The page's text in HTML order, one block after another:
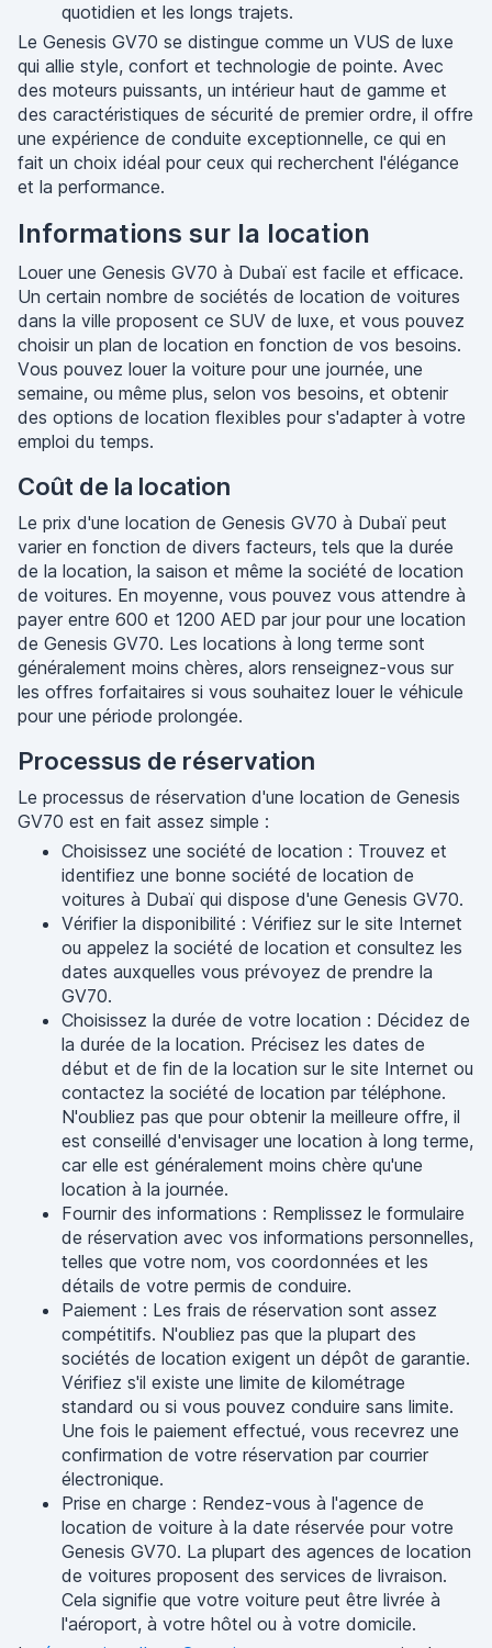
quotidien et les longs trajets.
Le Genesis GV70 se distingue comme un VUS de luxe
qui allie style, confort et technologie de pointe. Avec
des moteurs puissants, un intérieur haut de gamme et
des caractéristiques de sécurité de premier ordre, il offre
une expérience de conduite exceptionnelle, ce qui en
fait un choix idéal pour ceux qui recherchent l'élégance
et la performance.
Informations sur la location
Louer une Genesis GV70 à Dubaï est facile et efficace.
Un certain nombre de sociétés de location de voitures
dans la ville proposent ce SUV de luxe, et vous pouvez
choisir un plan de location en fonction de vos besoins.
Vous pouvez louer la voiture pour une journée, une
semaine, ou même plus, selon vos besoins, et obtenir
des options de location flexibles pour s'adapter à votre
emploi du temps.
Coût de la location
Le prix d'une location de Genesis GV70 à Dubaï peut
varier en fonction de divers facteurs, tels que la durée
de la location, la saison et même la société de location
de voitures. En moyenne, vous pouvez vous attendre à
payer entre 600 et 1200 AED par jour pour une location
de Genesis GV70. Les locations à long terme sont
généralement moins chères, alors renseignez-vous sur
les offres forfaitaires si vous souhaitez louer le véhicule
pour une période prolongée.
Processus de réservation
Le processus de réservation d'une location de Genesis
GV70 est en fait assez simple :
Choisissez une société de location : Trouvez et
identifiez une bonne société de location de
voitures à Dubaï qui dispose d'une Genesis GV70.
Vérifier la disponibilité : Vérifiez sur le site Internet
ou appelez la société de location et consultez les
dates auxquelles vous prévoyez de prendre la
GV70.
Choisissez la durée de votre location : Décidez de
la durée de la location. Précisez les dates de
début et de fin de la location sur le site Internet ou
contactez la société de location par téléphone.
N'oubliez pas que pour obtenir la meilleure offre, il
est conseillé d'envisager une location à long terme,
car elle est généralement moins chère qu'une
location à la journée.
Fournir des informations : Remplissez le formulaire
de réservation avec vos informations personnelles,
telles que votre nom, vos coordonnées et les
détails de votre permis de conduire.
Paiement : Les frais de réservation sont assez
compétitifs. N'oubliez pas que la plupart des
sociétés de location exigent un dépôt de garantie.
Vérifiez s'il existe une limite de kilométrage
standard ou si vous pouvez conduire sans limite.
Une fois le paiement effectué, vous recevrez une
confirmation de votre réservation par courrier
électronique.
Prise en charge : Rendez-vous à l'agence de
location de voiture à la date réservée pour votre
Genesis GV70. La plupart des agences de location
de voitures proposent des services de livraison.
Cela signifie que votre voiture peut être livrée à
l'aéroport, à votre hôtel ou à votre domicile.